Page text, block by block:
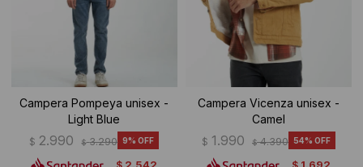
Campera Pompeya unisex -
Light Blue
$ 2.990 $ 3.290 9
2.542
Campera Vicenza unisex -
Camel
$ 1.990 $ 4.390 54
1.692